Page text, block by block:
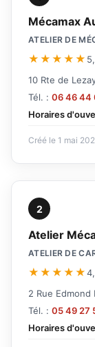
Mécamax
ATELIER DE
★★★★★
10 Rte de
Tél. : 06 46 44
Horaires
Créé le 1 mai
2
Atelier
ATELIER DE
★★★★★
2 Rue Edmond
Tél. : 05 49 27
Horaires